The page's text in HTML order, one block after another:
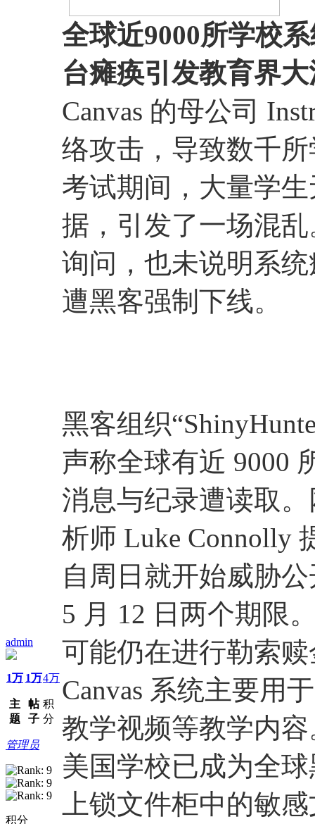
admin
1万
主
题
1万
帖
子
4万
积
分
管理员
积分
全球近9000所学校
台瘫痪引发教育界
Canvas 的母公司
络攻击，导致数千
考试期间，大量学
据，引发了一场混
询问，也未说明系
遭黑客强制下线。
黑客组织
声称全球有近 9000
消息与纪录遭读取
析师 Luke Connolly
自周日就开始威胁
5 月 12 日两个期限
可能仍在进行勒索
Canvas 系统主要用
教学视频等教学内
美国学校已成为全
上锁文件柜中的敏